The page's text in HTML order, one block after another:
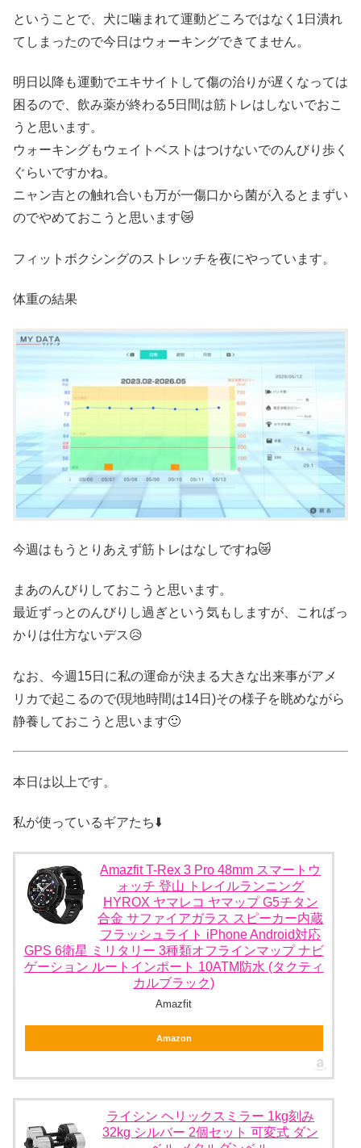
ということで、犬に噛まれて運動どころではなく1日潰れ
てしまったので今日はウォーキングできてません。
明日以降も運動でエキサイトして傷の治りが遅くなっては
困るので、飲み薬が終わる5日間は筋トレはしないでおこ
うと思います。
ウォーキングもウェイトベストはつけないでのんびり歩く
ぐらいですかね。
ニャン吉との触れ合いも万が一傷口から菌が入るとまずい
のでやめておこうと思います😿
フィットボクシングのストレッチを夜にやっています。
体重の結果
今週はもうとりあえず筋トレはなしですね😿
まあのんびりしておこうと思います。
最近ずっとのんびりし過ぎという気もしますが、こればっ
かりは仕方ないデス😥
なお、今週15日に私の運命が決まる大きな出来事がアメ
リカで起こるので(現地時間は14日)その様子を眺めながら
静養しておこうと思います🙂
本日は以上です。
私が使っているギアたち⬇️
Amazfit T-Rex 3 Pro 48mm スマートウ
ォッチ 登山 トレイルランニング
HYROX ヤマレコ ヤマップ G5チタン
合金 サファイアガラス スピーカー内蔵
フラッシュライト iPhone Android対応
GPS 6衛星 ミリタリー 3種類オフラインマップ ナビ
ゲーション ルートインポート 10ATM防水 (タクティ
カルブラック)
Amazfit
Amazon
ライシン ヘリックスミラー 1kg刻み
32kg シルバー 2個セット 可変式 ダン